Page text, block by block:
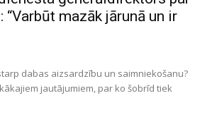
“Varbūt mazāk jārunā un ir
dabas aizsardzību un saimniekošanu?
jautājumiem, par ko šobrīd tiek